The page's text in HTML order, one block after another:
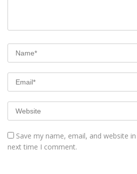
Save my name, email, and website
next time I comment.